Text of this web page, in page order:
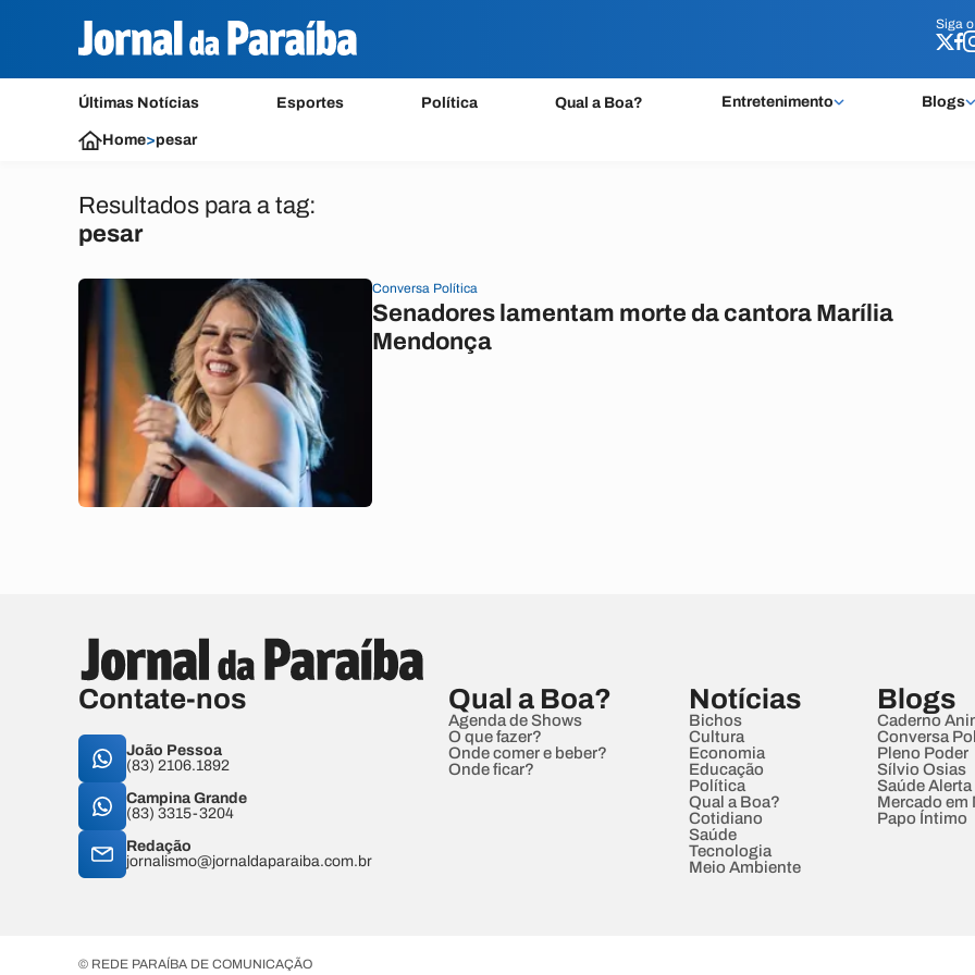
Siga o
Últimas Notícias Esportes Política Qual a Boa? Entretenimento Blogs
Siga o
Home>pesar
Resultados para a tag:
pesar
Conversa Política
Senadores lamentam morte da cantora Marília
Mendonça
Contate-nos
João Pessoa
(83) 2106.1892
Campina Grande
(83) 3315-3204
Redação
jornalismo@jornaldaparaiba.com.br
Qual a Boa?
Agenda de Shows
O que fazer?
Onde comer e beber?
Onde ficar?
Notícias
Bichos
Cultura
Economia
Educação
Política
Qual a Boa?
Cotidiano
Saúde
Tecnologia
Meio Ambiente
Blogs
Caderno
Conversa
Pleno Poder
Sílvio Osias
Saúde Alerta
Mercado em
Papo Íntimo
© REDE PARAÍBA DE COMUNICAÇÃO